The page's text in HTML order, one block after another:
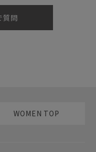
質問
WOMEN TOP